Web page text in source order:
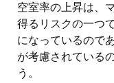
空室率の上昇は、
得るリスクの一つ
になっているので
が考慮されている
う。